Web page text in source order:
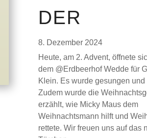
DER
8. Dezember 2024
Heute, am 2. Advent, öffnete
dem @Erdbeerhof Wedde für
Klein. Es wurde gesungen und
Zudem wurde die
erzählt, wie Micky Maus dem
Weihnachtsmann hilft und
rettete. Wir freuen uns auf das